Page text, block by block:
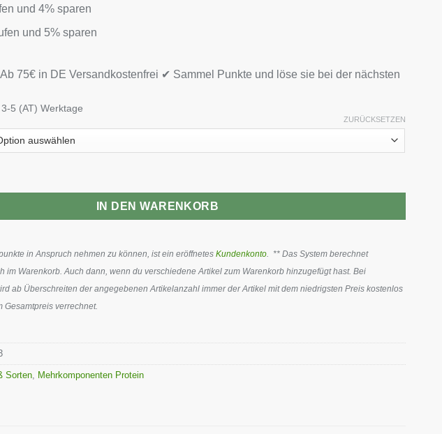
und 4% sparen
und 5% sparen
75€ in DE Versandkostenfrei ✔ Sammel Punkte und löse sie bei der nächsten
5 (AT) Werktage
ZURÜCKSETZEN
Menge
IN DEN WARENKORB
in Anspruch nehmen zu können, ist ein eröffnetesKundenkonto . ** Das System berechnet
im Warenkorb. Auch dann, wenn du verschiedene Artikel zum Warenkorb hinzugefügt hast. Bei
ab Überschreiten der angegebenen Artikelanzahl immer der Artikel mit dem niedrigsten Preis kostenlos
Gesamtpreis verrechnet.
Sorten Mehrkomponenten Protein